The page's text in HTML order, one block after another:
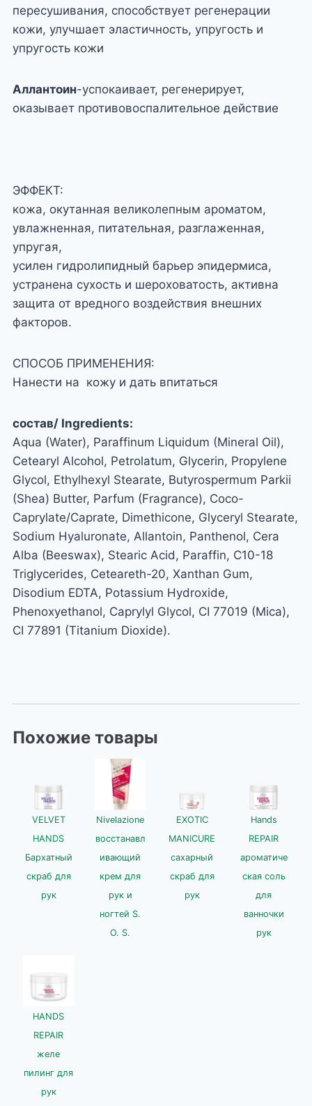
пересушивания, способствует регенерации
кожи, улучшает эластичность, упругость и
упругость кожи
Аллантоин-успокаивает, регенерирует,
оказывает противовоспалительное действие
ЭФФЕКТ:
кожа, окутанная великолепным ароматом,
увлажненная, питательная, разглаженная,
упругая,
усилен гидролипидный барьер эпидермиса,
устранена сухость и шероховатость, активна
защита от вредного воздействия внешних
факторов.
СПОСОБ ПРИМЕНЕНИЯ:
Нанести на кожу и дать впитаться
состав/ Ingredients:
Aqua (Water), Paraffinum Liquidum (Mineral Oil),
Cetearyl Alcohol, Petrolatum, Glycerin, Propylene
Glycol, Ethylhexyl Stearate, Butyrospermum Parkii
(Shea) Butter, Parfum (Fragrance), Coco-
Caprylate/Caprate, Dimethicone, Glyceryl Stearate,
Sodium Hyaluronate, Allantoin, Panthenol, Cera
Alba (Beeswax), Stearic Acid, Paraffin, C10-18
Triglycerides, Ceteareth-20, Xanthan Gum,
Disodium EDTA, Potassium Hydroxide,
Phenoxyethanol, Caprylyl Glycol, CI 77019 (Mica),
CI 77891 (Titanium Dioxide).
Похожие товары
VELVET
HANDS
Бархатный
скраб для
рук
Nivelazione
восстанавл
ивающий
крем для
рук и
ногтей S.
O. S.
EXOTIC
MANICURE
сахарный
скраб для
рук
Hands
REPAIR
ароматиче
ская соль
для
ванночки
рук
HANDS
REPAIR
желе
пилинг для
рук